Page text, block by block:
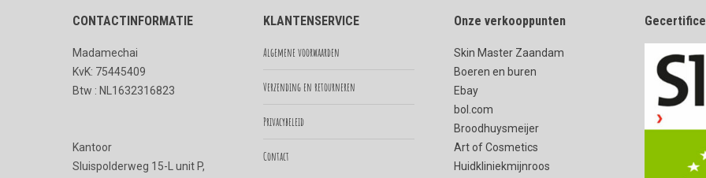
optie
worden
de
CONTACTINFORMATIE
Madamechai
KvK: 75445409
Btw : NL1632316823
Kantoor
Sluispolderweg 15-L unit P,
KLANTENSERVICE
Algemene voorwaarden
Verzending en retourneren
Privacybeleid
Contact
Onze verkooppunten
Skin Master Zaandam
Boeren en buren
Ebay
bol.com
Broodhuysmeijer
Art of Cosmetics
Huidkliniekmijnroos